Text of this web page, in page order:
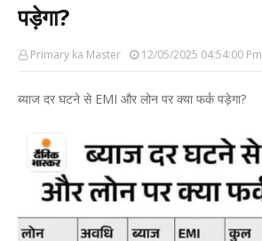
पड़ेगा?
Primary ka Master 12/05/2025 04:54:00 Pm
ब्याज दर घटने से EMI और लोन पर क्या फर्क पड़ेगा?